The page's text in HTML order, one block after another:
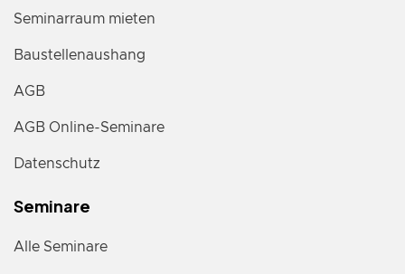
Seminarraum mieten
Baustellenaushang
AGB
AGB Online-Seminare
Datenschutz
Seminare
Alle Seminare